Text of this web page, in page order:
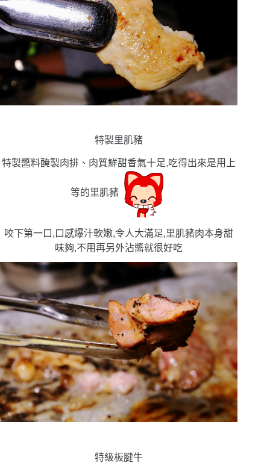
特製里肌豬
特製醬料醃製肉排、肉質鮮甜香氣十足,吃得出來是用上
等的里肌豬
咬下第一口,口感爆汁軟嫩,令人大滿足,里肌豬肉本身甜
味夠,不用再另外沾醬就很好吃
特級板腱牛